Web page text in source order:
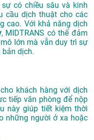
có chiều sâu và kinh
cầu dịch thuật cho các
cao. Với khả năng dịch
, MIDTRANS có thể đảm
lớn mà vẫn duy trì sự
dịch.
khách hàng với dịch
tiếp văn phòng để nộp
này giúp tiết kiệm thời
những người ở xa hoặc